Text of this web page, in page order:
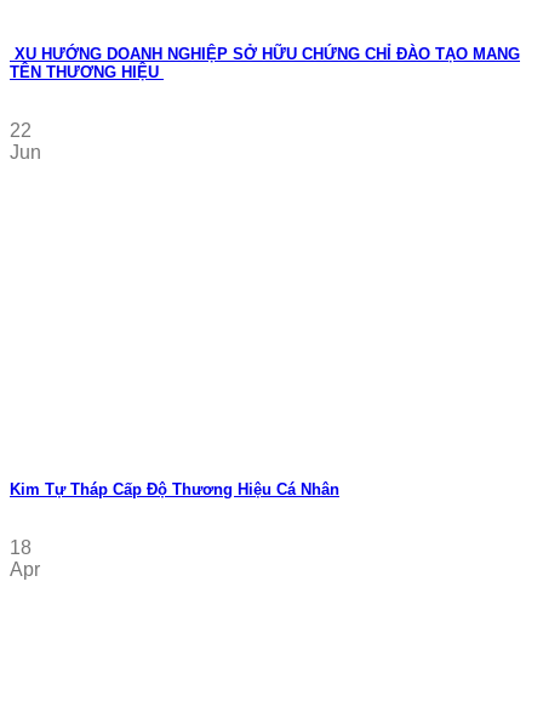
XU HƯỚNG DOANH NGHIỆP SỞ HỮU CHỨNG CHỈ ĐÀO TẠO MANG
TÊN THƯƠNG HIỆU
22
Jun
Kim Tự Tháp Cấp Độ Thương Hiệu Cá Nhân
18
Apr